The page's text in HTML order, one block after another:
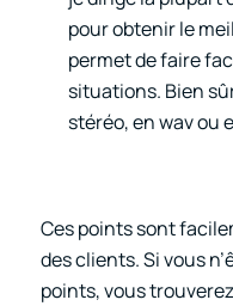
pour obtenir le
permet de faire
situations. Bien
stéréo, en wav ou
Ces points sont
des clients. Si vous
points, vous